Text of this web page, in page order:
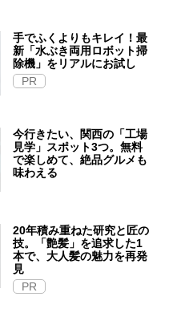
手でふくよりもキレイ！最
新「水ぶき両用ロボット掃
除機」をリアルにお試し
PR
今行きたい、関西の「工場
見学」スポット3つ。無料
で楽しめて、絶品グルメも
味わえる
20年積み重ねた研究と匠の
技。「艶髪」を追求した1
本で、大人髪の魅力を再発
見
PR